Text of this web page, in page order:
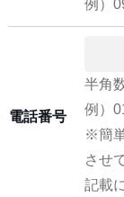
例）
電話番号
半角
例）
※簡
させ
記載